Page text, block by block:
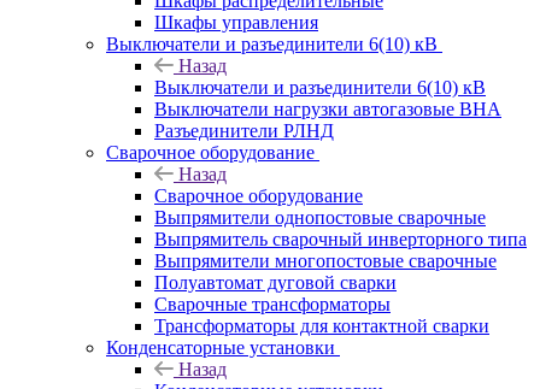
Шкафы управления
Выключатели и разъединители 6(10) кВ
Назад
Выключатели и разъединители 6(10) кВ
Выключатели нагрузки автогазовые ВНА
Разъединители РЛНД
Сварочное оборудование
Назад
Сварочное оборудование
Выпрямители однопостовые сварочные
Выпрямитель сварочный инверторного типа
Выпрямители многопостовые сварочные
Полуавтомат дуговой сварки
Сварочные трансформаторы
Трансформаторы для контактной сварки
Конденсаторные установки
Назад